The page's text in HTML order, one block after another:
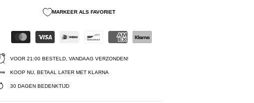
MARKEER ALS FAVORIET
VOOR 21:00 BESTELD, VANDAAG VERZONDEN!
KOOP NU, BETAAL LATER MET KLARNA
30 DAGEN BEDENKTIJD